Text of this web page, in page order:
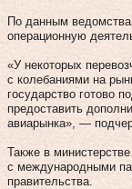
По данным
операционную
«У некоторых
с колебаниями на
государство готово
предоставить
авиарынка», —
Также в
с международными
правительства.